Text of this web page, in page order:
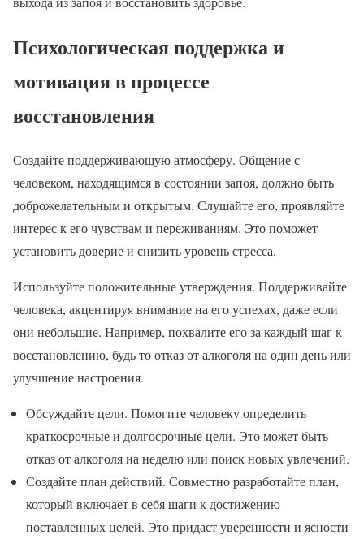
Психологическая поддержка и
мотивация в процессе
восстановления
Создайте поддерживающую атмосферу. Общение с
человеком, находящимся в состоянии запоя, должно быть
доброжелательным и открытым. Слушайте его, проявляйте
интерес к его чувствам и переживаниям. Это поможет
установить доверие и снизить уровень стресса.
Используйте положительные утверждения. Поддерживайте
человека, акцентируя внимание на его успехах, даже если
они небольшие. Например, похвалите его за каждый шаг к
восстановлению, будь то отказ от алкоголя на один день или
улучшение настроения.
Обсуждайте цели. Помогите человеку определить
краткосрочные и долгосрочные цели. Это может быть
отказ от алкоголя на неделю или поиск новых увлечений.
Создайте план действий. Совместно разработайте план,
который включает в себя шаги к достижению
поставленных целей. Это придаст уверенности и ясности